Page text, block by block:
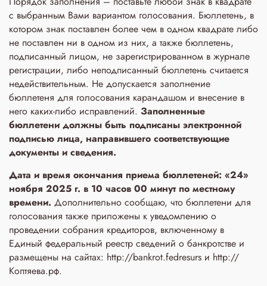
с выбранным Вами вариантом голосования. Бюллетень, в
котором знак поставлен более чем в одном квадрате либо
не поставлен ни в одном из них, а также бюллетень,
подписанный лицом, не зарегистрированном в журнале
регистрации, либо неподписанный бюллетень считается
недействительным. Не допускается заполнение
бюллетеня для голосования карандашом и внесение в
него каких-либо исправлений. Заполненные
бюллетени должны быть подписаны электронной
подписью лица, направившего соответствующие
документы и сведения.
Дата и время окончания приема бюллетеней: «24»
ноября 2025 г. в 10 часов 00 минут по местному
времени. Дополнительно сообщаю, что бюллетени для
голосования также приложены к уведомлению о
проведении собрания кредиторов, включенному в
Единый федеральный реестр сведений о банкротстве и
размещены на сайтах: http://bankrot.fedresurs и http://
Коптяева.рф.